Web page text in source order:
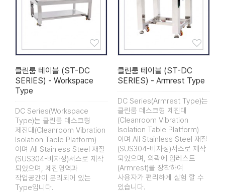
클린룸 테이블 (ST-DC
SERIES) - Workspace
Type
DC Series(Workspace
Type)는 클린룸 데스크형
제진대(Cleanroom Vibration
Isolation Table Platform)
이며 All Stainless Steel 재질
(SUS304-비자성)서스로 제작
되었으며, 제진영역과
작업공간이 분리되어 있는
Type입니다.
클린룸 테이블 (ST-DC
SERIES) - Armrest Type
DC Series(Armrest Type)는
클린룸 데스크형 제진대
(Cleanroom Vibration
Isolation Table Platform)
이며 All Stainless Steel 재질
(SUS304-비자성)서스로 제작
되었으며, 외곽에 암레스트
(Armrest)를 장착하여
사용자가 편리하게 실험 할 수
있습니다.